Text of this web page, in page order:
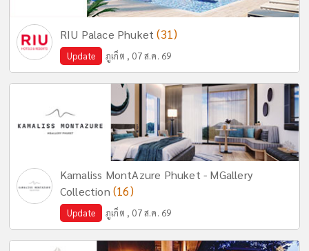
RIU Palace Phuket(31)
Update ภูเก็ต , 07 ส.ค. 69
Kamaliss MontAzure Phuket - MGallery
Collection (16)
Update ภูเก็ต , 07 ส.ค. 69